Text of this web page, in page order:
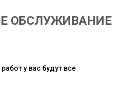
ОБСЛУЖИВАНИЕ
у вас будут все